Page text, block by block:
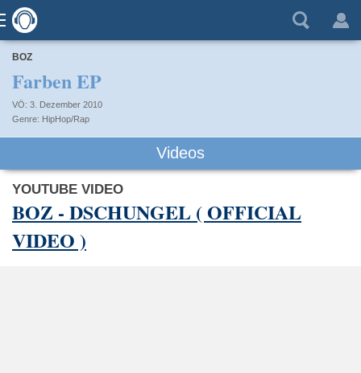
BOZ
Farben EP
VÖ: 3. Dezember 2010
HipHop/Rap
Videos
YOUTUBE VIDEO
BOZ - DSCHUNGEL ( OFFICIAL
VIDEO )